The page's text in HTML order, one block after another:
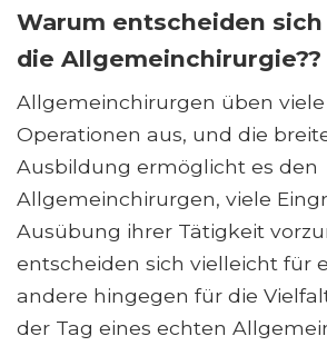
Warum entscheiden
die Allgemeinchirurgie??
Allgemeinchirurgen üben
Operationen aus, und die
Ausbildung ermöglicht es den
Allgemeinchirurgen, viele
Ausübung ihrer Tätigkeit
entscheiden sich vielleicht für
andere hingegen für die
der Tag eines echten